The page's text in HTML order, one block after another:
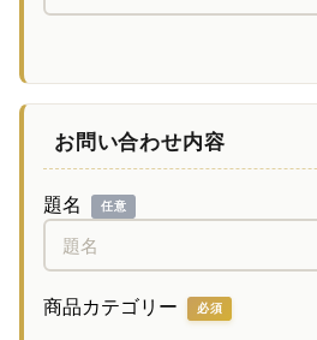
お問い合わせ内容
題名 任意
商品カテゴリー 必須